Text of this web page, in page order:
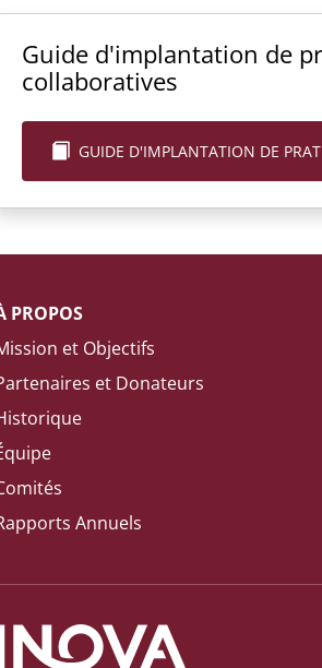
Guide d'implantation de
collaboratives
GUIDE D'IMPLANTATION DE
PROPOS
et Objectifs
et Donateurs
Annuels